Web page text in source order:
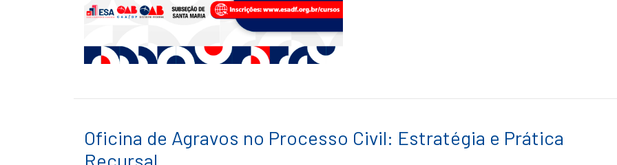
Oficina de Agravos no Processo Civil: Estratégia e Prática
Recursal